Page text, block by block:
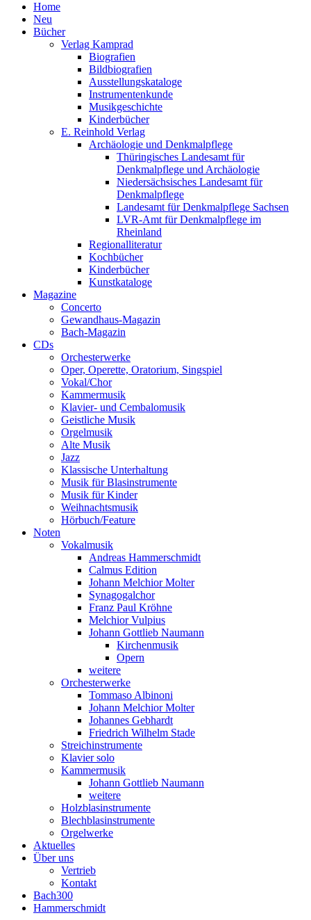
Home
Neu
Bücher
Verlag Kamprad
Biografien
Bildbiografien
Ausstellungskataloge
Instrumentenkunde
Musikgeschichte
Kinderbücher
E. Reinhold Verlag
Archäologie und Denkmalpflege
Thüringisches Landesamt für
Denkmalpflege und Archäologie
Niedersächsisches Landesamt für
Denkmalpflege
Landesamt für Denkmalpflege Sachsen
LVR-Amt für Denkmalpflege im
Rheinland
Regionalliteratur
Kochbücher
Kinderbücher
Kunstkataloge
Magazine
Concerto
Gewandhaus-Magazin
Bach-Magazin
CDs
Orchesterwerke
Oper, Operette, Oratorium, Singspiel
Vokal/Chor
Kammermusik
Klavier- und Cembalomusik
Geistliche Musik
Orgelmusik
Alte Musik
Jazz
Klassische Unterhaltung
Musik für Blasinstrumente
Musik für Kinder
Weihnachtsmusik
Hörbuch/Feature
Noten
Vokalmusik
Andreas Hammerschmidt
Calmus Edition
Johann Melchior Molter
Synagogalchor
Franz Paul Kröhne
Melchior Vulpius
Johann Gottlieb Naumann
Kirchenmusik
Opern
weitere
Orchesterwerke
Tommaso Albinoni
Johann Melchior Molter
Johannes Gebhardt
Friedrich Wilhelm Stade
Streichinstrumente
Klavier solo
Kammermusik
Johann Gottlieb Naumann
weitere
Holzblasinstrumente
Blechblasinstrumente
Orgelwerke
Aktuelles
Über uns
Vertrieb
Kontakt
Bach300
Hammerschmidt